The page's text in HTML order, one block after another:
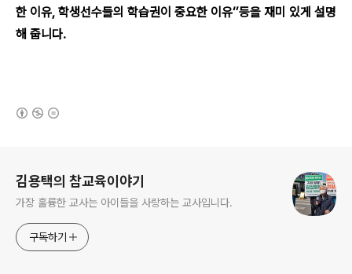
한 이유, 학생선수들의 학습권이 중요한 이유‘’등을 재미 있게 설명
해 줍니다.
김용택의 참교육이야기
가장 훌륭한 교사는 아이들을 사랑하는 교사입니다.
구독하기